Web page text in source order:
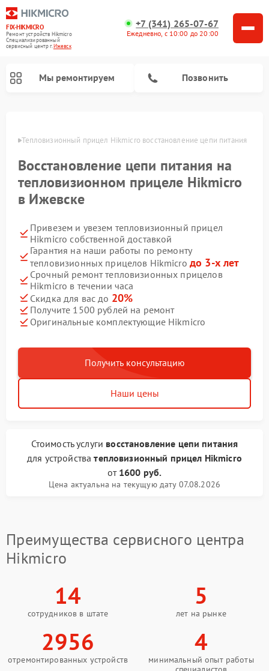
FIX-HIKMICRO
Ремонт устройств Hikmicro
Специализированный
cервисный центр г.Ижевск
+7 (341) 265-07-67
Ежедневно, с 10:00 до 20:00
Мы ремонтируем Позвонить
Тепловизионный прицел Hikmicro восстановление цепи питания
Восстановление цепи питания на
тепловизионном прицеле Hikmicro
в Ижевске
Привезем и увезем тепловизионный прицел
Hikmicro собственной доставкой
Гарантия на наши работы по ремонту
тепловизионных прицелов Hikmicro до 3-х лет
Срочный ремонт тепловизионных прицелов
Hikmicro в течении часа
Скидка для вас до 20%
Получите 1500 рублей на ремонт
Оригинальные комплектующие Hikmicro
Получить консультацию
Наши цены
Стоимость услуги восстановление цепи питания
для устройстватепловизионный прицел Hikmicro
от 1600 руб.
Цена актуальна на текущую дату 07.08.2026
Преимущества сервисного центра
Hikmicro
14
сотрудников в штате
5
лет на рынке
2956
отремонтированных устройств
4
минимальный опыт работы